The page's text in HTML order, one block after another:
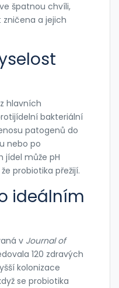
špatnou chvíli,
a jejich
hlavních
bakteriální
patogenů do
nebo po
jídel může pH
probiotika přežijí.
ideálním
v Journal of
120 zdravých
kolonizace
se probiotika